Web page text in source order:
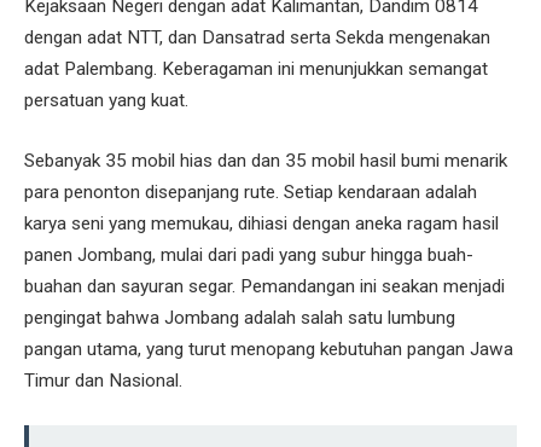
Kejaksaan Negeri dengan adat Kalimantan, Dandim 0814
dengan adat NTT, dan Dansatrad serta Sekda mengenakan
adat Palembang. Keberagaman ini menunjukkan semangat
persatuan yang kuat.
Sebanyak 35 mobil hias dan dan 35 mobil hasil bumi menarik
para penonton disepanjang rute. Setiap kendaraan adalah
karya seni yang memukau, dihiasi dengan aneka ragam hasil
panen Jombang, mulai dari padi yang subur hingga buah-
buahan dan sayuran segar. Pemandangan ini seakan menjadi
pengingat bahwa Jombang adalah salah satu lumbung
pangan utama, yang turut menopang kebutuhan pangan Jawa
Timur dan Nasional.